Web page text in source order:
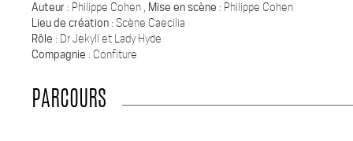
Auteur : Philippe Cohen , Mise en scène : Philippe Cohen
Lieu de création : Scène Caecilia
Rôle : Dr Jekyll et Lady Hyde
Compagnie : Confiture
PARCOURS